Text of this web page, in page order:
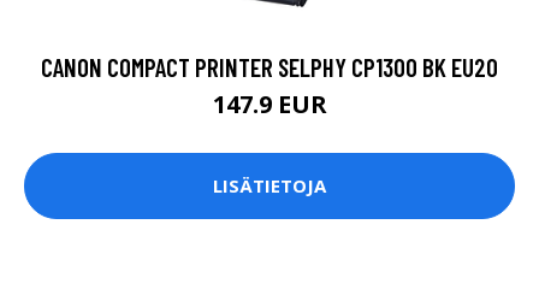
CANON COMPACT PRINTER SELPHY CP1300 BK EU20
147.9 EUR
LISÄTIETOJA